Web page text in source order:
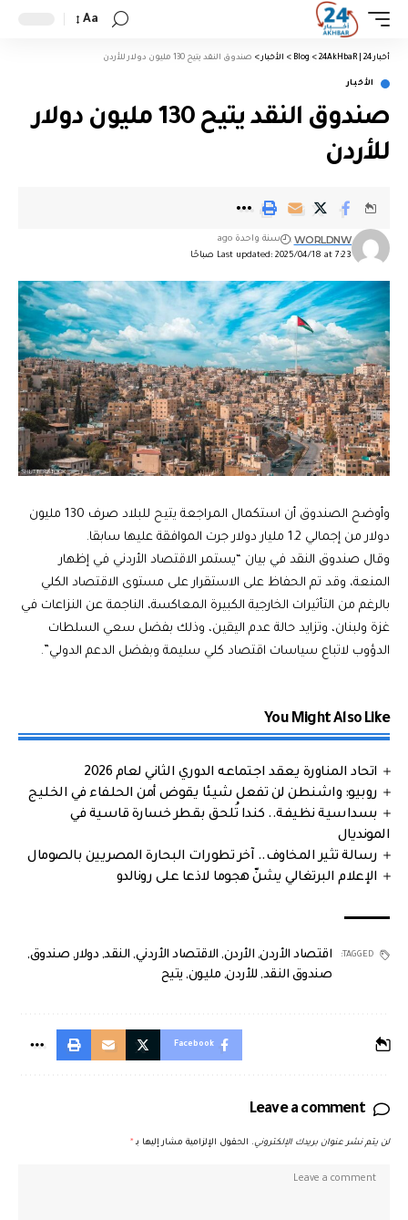
Aa
أخبار 24 | 24AkHbaR >
Blog
> الأخبار > صندوق النقد يتيح 130 مليون دولار للأردن
الأخبار
صندوق النقد يتيح 130 مليون دولار
للأردن
Last updated: 2025/04/18 at 7:23 صباحًا
WORLDNW سنة واحدة ago
وأوضح الصندوق أن استكمال المراجعة يتيح للبلاد صرف 130 مليون
دولار من إجمالي 1.2 مليار دولار جرت الموافقة عليها سابقا.
وقال صندوق النقد في بيان “يستمر الاقتصاد الأردني في إظهار
المنعة، وقد تم الحفاظ على الاستقرار على مستوى الاقتصاد الكلي
بالرغم من التأثيرات الخارجية الكبيرة المعاكسة، الناجمة عن النزاعات في
غزة ولبنان، وتزايد حالة عدم اليقين، وذلك بفضل سعي السلطات
الدؤوب لاتباع سياسات اقتصاد كلي سليمة وبفضل الدعم الدولي”.
You Might Also Like
اتحاد المناورة يعقد اجتماعه الدوري الثاني لعام 2026
روبيو: واشنطن لن تفعل شيئا يقوض أمن الحلفاء في الخليج
بسداسية نظيفة.. كندا تُلحق بقطر خسارة قاسية في
المونديال
رسالة تثير المخاوف.. آخر تطورات البحارة المصريين بالصومال
الإعلام البرتغالي يشنّ هجوما لاذعا على رونالدو
TAGGED: اقتصاد الأردن, الأردن, الاقتصاد الأردني, النقد, دولار, صندوق,
صندوق النقد, للأردن, مليون, يتيح
Facebook
Leave a comment
لن يتم نشر عنوان بريدك الإلكتروني. الحقول الإلزامية مشار إليها بـ *